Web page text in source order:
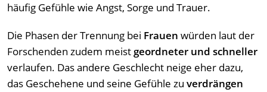
häufig Gefühle wie Angst, Sorge und Trauer.
Die Phasen der Trennung bei Frauen würden laut der
Forschenden zudem meist geordneter und schneller
verlaufen. Das andere Geschlecht neige eher dazu,
das Geschehene und seine Gefühle zu verdrängen